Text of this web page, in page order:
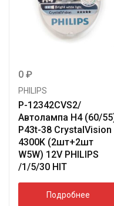
0 ₽
PHILIPS
P-12342CVS2/
Автолампа H4 (60/
P43t-38 CrystalVision
4300K (2шт+2шт
W5W) 12V PHILIPS
/1/5/30 HIT
Подробнее